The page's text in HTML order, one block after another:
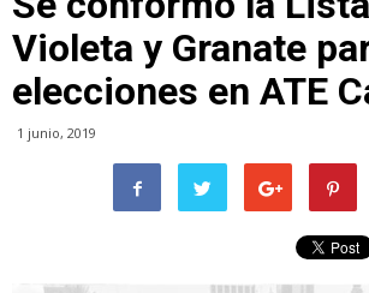
Violeta y Granate
elecciones en ATE
1 junio, 2019